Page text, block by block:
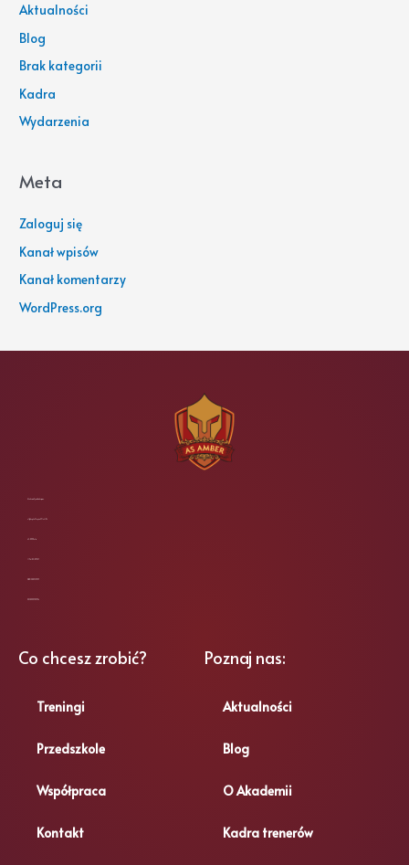
Aktualności
Blog
Brak kategorii
Kadra
Wydarzenia
Meta
Zaloguj się
Kanał wpisów
Kanał komentarzy
WordPress.org
Co chcesz zrobić?
Treningi
Przedszkole
Współpraca
Kontakt
Poznaj nas:
Aktualności
Blog
O Akademii
Kadra trenerów